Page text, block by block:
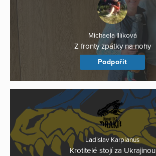
Michaela Illíková
Z fronty zpátky na nohy
Podpořit
Ladislav Karpianus
Krotitelé stojí za Ukrajinou